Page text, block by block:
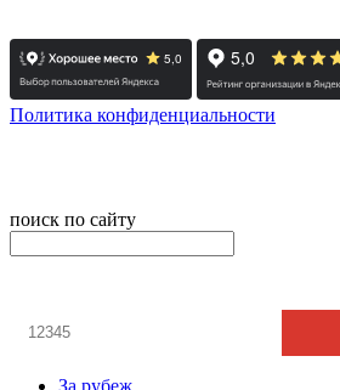
Политика конфиденциальности
поиск по сайту
За рубеж